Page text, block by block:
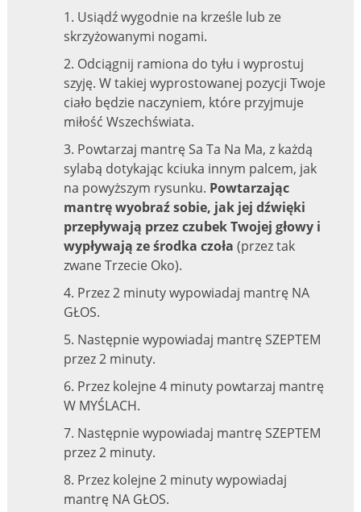
1. Usiądź wygodnie na krześle lub ze
skrzyżowanymi nogami.
2. Odciągnij ramiona do tyłu i wyprostuj
szyję. W takiej wyprostowanej pozycji Twoje
ciało będzie naczyniem, które przyjmuje
miłość Wszechświata.
3. Powtarzaj mantrę Sa Ta Na Ma, z każdą
sylabą dotykając kciuka innym palcem, jak
na powyższym rysunku. Powtarzając
mantrę wyobraź sobie, jak jej dźwięki
przepływają przez czubek Twojej głowy i
wypływają ze środka czoła (przez tak
zwane Trzecie Oko).
4. Przez 2 minuty wypowiadaj mantrę NA
GŁOS.
5. Następnie wypowiadaj mantrę SZEPTEM
przez 2 minuty.
6. Przez kolejne 4 minuty powtarzaj mantrę
W MYŚLACH.
7. Następnie wypowiadaj mantrę SZEPTEM
przez 2 minuty.
8. Przez kolejne 2 minuty wypowiadaj
mantrę NA GŁOS.